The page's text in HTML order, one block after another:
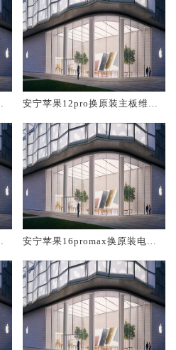
安宁苹果12pro换原装主板维修
安宁苹果16promax换原装电池